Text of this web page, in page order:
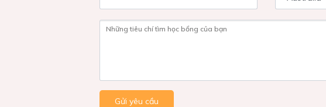
Những tiêu chí tìm học bổng của bạn
Gửi yêu cầu